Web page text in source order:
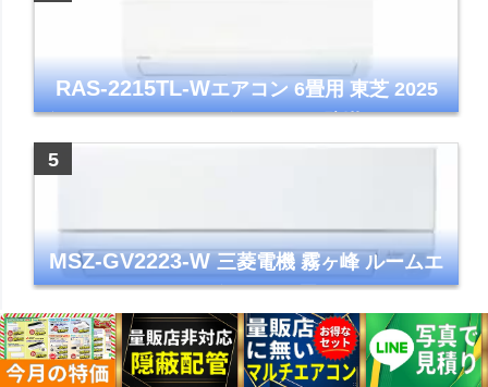
RAS-2215TL-Wエアコン 6畳用 東芝 2025
年モデル TLシリーズ ホワイト 壁掛け クーラ
MSZ-GV2223-W三菱電機 霧ヶ峰 ルームエ
アコン GVシリーズ おもに6畳用 ピュアホワ
イト 2023年モデル